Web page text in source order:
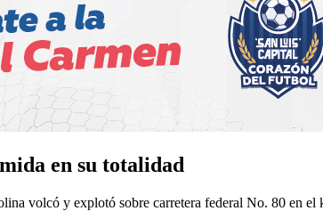
en su totalidad
volcó y explotó sobre carretera federal No. 80